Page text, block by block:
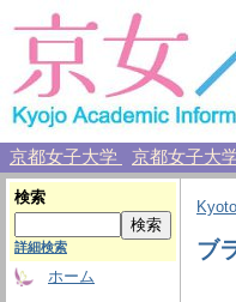
京都女子大学 京都女子大
検索
詳細検索
ホーム
ブ